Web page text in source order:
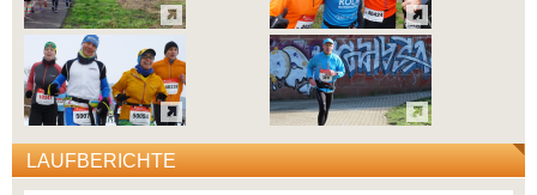
LAUFBERICHTE